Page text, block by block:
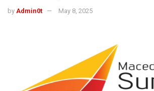
by Admin0t May 8, 2025